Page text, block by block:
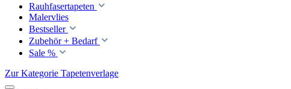
Rauhfasertapeten
Malervlies
Bestseller
Zubehör + Bedarf
Sale %
Zur Kategorie Tapetenverlage